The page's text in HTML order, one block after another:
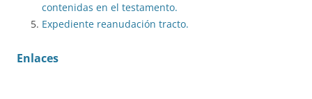
contenidas en el testamento.
Expediente reanudación tracto.
Enlaces